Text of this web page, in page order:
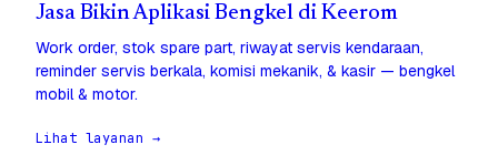
Jasa Bikin Aplikasi Bengkel di Keerom
Work order, stok spare part, riwayat servis kendaraan,
reminder servis berkala, komisi mekanik, & kasir — bengkel
mobil & motor.
Lihat layanan →